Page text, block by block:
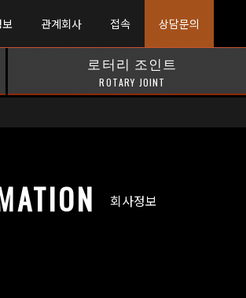
관계회사 접속 상담문의
로터리 조인트
ROTARY JOINT
회사정보